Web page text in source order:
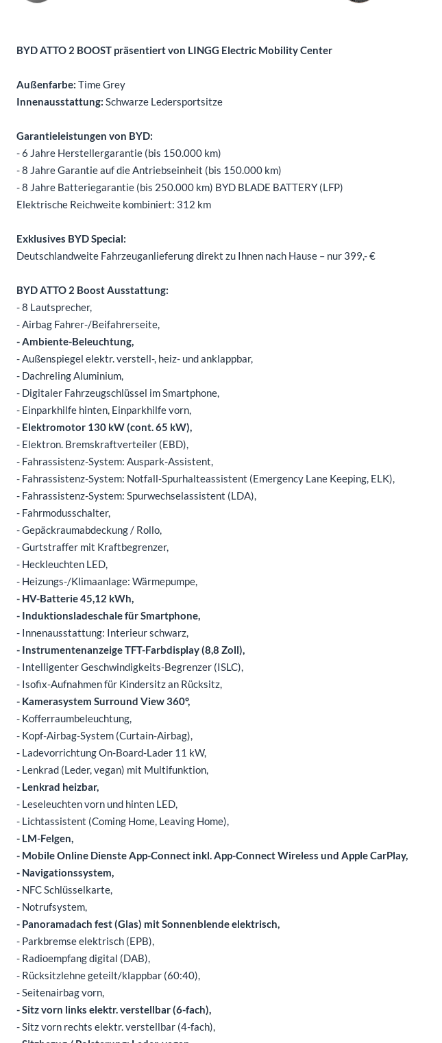
BYD ATTO 2 BOOST präsentiert von LINGG Electric Mobility Center
Außenfarbe: Time Grey
Innenausstattung: Schwarze Ledersportsitze
Garantieleistungen von BYD:
- 6 Jahre Herstellergarantie (bis 150.000 km)
- 8 Jahre Garantie auf die Antriebseinheit (bis 150.000 km)
- 8 Jahre Batteriegarantie (bis 250.000 km) BYD BLADE BATTERY (LFP)
Elektrische Reichweite kombiniert: 312 km
Exklusives BYD Special:
Deutschlandweite Fahrzeuganlieferung direkt zu Ihnen nach Hause – nur 399,- €
BYD ATTO 2 Boost Ausstattung:
- 8 Lautsprecher,
- Airbag Fahrer-/Beifahrerseite,
- Ambiente-Beleuchtung,
- Außenspiegel elektr. verstell-, heiz- und anklappbar,
- Dachreling Aluminium,
- Digitaler Fahrzeugschlüssel im Smartphone,
- Einparkhilfe hinten, Einparkhilfe vorn,
- Elektromotor 130 kW (cont. 65 kW),
- Elektron. Bremskraftverteiler (EBD),
- Fahrassistenz-System: Auspark-Assistent,
- Fahrassistenz-System: Notfall-Spurhalteassistent (Emergency Lane Keeping, ELK),
- Fahrassistenz-System: Spurwechselassistent (LDA),
- Fahrmodusschalter,
- Gepäckraumabdeckung / Rollo,
- Gurtstraffer mit Kraftbegrenzer,
- Heckleuchten LED,
- Heizungs-/Klimaanlage: Wärmepumpe,
- HV-Batterie 45,12 kWh,
- Induktionsladeschale für Smartphone,
- Innenausstattung: Interieur schwarz,
- Instrumentenanzeige TFT-Farbdisplay (8,8 Zoll),
- Intelligenter Geschwindigkeits-Begrenzer (ISLC),
- Isofix-Aufnahmen für Kindersitz an Rücksitz,
- Kamerasystem Surround View 360°,
- Kofferraumbeleuchtung,
- Kopf-Airbag-System (Curtain-Airbag),
- Ladevorrichtung On-Board-Lader 11 kW,
- Lenkrad (Leder, vegan) mit Multifunktion,
- Lenkrad heizbar,
- Leseleuchten vorn und hinten LED,
- Lichtassistent (Coming Home, Leaving Home),
- LM-Felgen,
- Mobile Online Dienste App-Connect inkl. App-Connect Wireless und Apple CarPlay,
- Navigationssystem,
- NFC Schlüsselkarte,
- Notrufsystem,
- Panoramadach fest (Glas) mit Sonnenblende elektrisch,
- Parkbremse elektrisch (EPB),
- Radioempfang digital (DAB),
- Rücksitzlehne geteilt/klappbar (60:40),
- Seitenairbag vorn,
- Sitz vorn links elektr. verstellbar (6-fach),
- Sitz vorn rechts elektr. verstellbar (4-fach),